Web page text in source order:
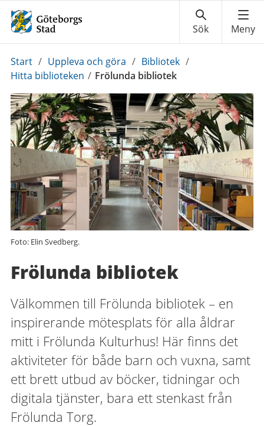
Du
är
Start / Uppleva och göra / Bibliotek /
Hitta biblioteken / Frölunda bibliotek
Foto: Elin Svedberg.
Frölunda bibliotek
Välkommen till Frölunda bibliotek – en
inspirerande mötesplats för alla åldrar
mitt i Frölunda Kulturhus! Här finns det
aktiviteter för både barn och vuxna, samt
ett brett utbud av böcker, tidningar och
digitala tjänster, bara ett stenkast från
Frölunda Torg.